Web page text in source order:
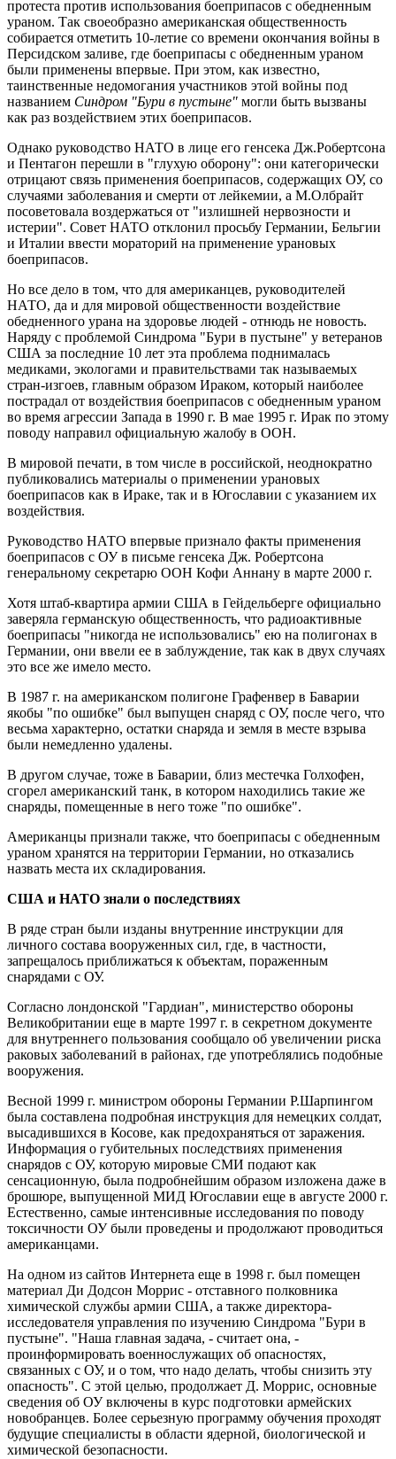
протеста против использования боеприпасов с обедненным
ураном. Так своеобразно американская общественность
собирается отметить 10-летие со времени окончания войны в
Персидском заливе, где боеприпасы с обедненным ураном
были применены впервые. При этом, как известно,
таинственные недомогания участников этой войны под
названием Синдром "Бури в пустыне" могли быть вызваны
как раз воздействием этих боеприпасов.
Однако руководство НАТО в лице его генсека Дж.Робертсона
и Пентагон перешли в "глухую оборону": они категорически
отрицают связь применения боеприпасов, содержащих ОУ, со
случаями заболевания и смерти от лейкемии, а М.Олбрайт
посоветовала воздержаться от "излишней нервозности и
истерии". Совет НАТО отклонил просьбу Германии, Бельгии
и Италии ввести мораторий на применение урановых
боеприпасов.
Но все дело в том, что для американцев, руководителей
НАТО, да и для мировой общественности воздействие
обедненного урана на здоровье людей - отнюдь не новость.
Наряду с проблемой Синдрома "Бури в пустыне" у ветеранов
США за последние 10 лет эта проблема поднималась
медиками, экологами и правительствами так называемых
стран-изгоев, главным образом Ираком, который наиболее
пострадал от воздействия боеприпасов с обедненным ураном
во время агрессии Запада в 1990 г. В мае 1995 г. Ирак по этому
поводу направил официальную жалобу в ООН.
В мировой печати, в том числе в российской, неоднократно
публиковались материалы о применении урановых
боеприпасов как в Ираке, так и в Югославии с указанием их
воздействия.
Руководство НАТО впервые признало факты применения
боеприпасов с ОУ в письме генсека Дж. Робертсона
генеральному секретарю ООН Кофи Аннану в марте 2000 г.
Хотя штаб-квартира армии США в Гейдельберге официально
заверяла германскую общественность, что радиоактивные
боеприпасы "никогда не использовались" ею на полигонах в
Германии, они ввели ее в заблуждение, так как в двух случаях
это все же имело место.
В 1987 г. на американском полигоне Графенвер в Баварии
якобы "по ошибке" был выпущен снаряд с ОУ, после чего, что
весьма характерно, остатки снаряда и земля в месте взрыва
были немедленно удалены.
В другом случае, тоже в Баварии, близ местечка Голхофен,
сгорел американский танк, в котором находились такие же
снаряды, помещенные в него тоже "по ошибке".
Американцы признали также, что боеприпасы с обедненным
ураном хранятся на территории Германии, но отказались
назвать места их складирования.
США и НАТО знали о последствиях
В ряде стран были изданы внутренние инструкции для
личного состава вооруженных сил, где, в частности,
запрещалось приближаться к объектам, пораженным
снарядами с ОУ.
Согласно лондонской "Гардиан", министерство обороны
Великобритании еще в марте 1997 г. в секретном документе
для внутреннего пользования сообщало об увеличении риска
раковых заболеваний в районах, где употреблялись подобные
вооружения.
Весной 1999 г. министром обороны Германии Р.Шарпингом
была составлена подробная инструкция для немецких солдат,
высадившихся в Косове, как предохраняться от заражения.
Информация о губительных последствиях применения
снарядов с ОУ, которую мировые СМИ подают как
сенсационную, была подробнейшим образом изложена даже в
брошюре, выпущенной МИД Югославии еще в августе 2000 г.
Естественно, самые интенсивные исследования по поводу
токсичности ОУ были проведены и продолжают проводиться
американцами.
На одном из сайтов Интернета еще в 1998 г. был помещен
материал Ди Додсон Моррис - отставного полковника
химической службы армии США, а также директора-
исследователя управления по изучению Синдрома "Бури в
пустыне". "Наша главная задача, - считает она, -
проинформировать военнослужащих об опасностях,
связанных с ОУ, и о том, что надо делать, чтобы снизить эту
опасность". С этой целью, продолжает Д. Моррис, основные
сведения об ОУ включены в курс подготовки армейских
новобранцев. Более серьезную программу обучения проходят
будущие специалисты в области ядерной, биологической и
химической безопасности.